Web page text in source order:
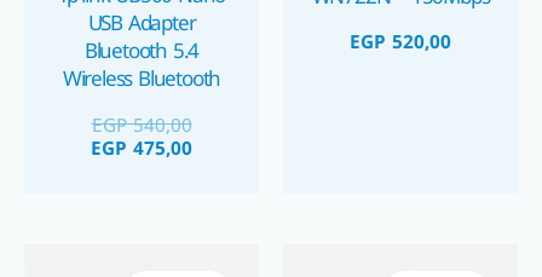
EGP 520,00
USB Adapter
Bluetooth 5.4
Wireless Bluetooth
بلوتوث ٥.٤ يو اس بي EGP540,00
EGP 475,00